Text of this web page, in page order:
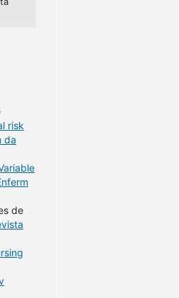
risk
da
de